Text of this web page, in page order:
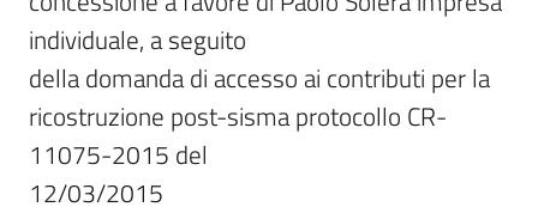
individuale, a seguito
della domanda di accesso ai contributi per la
ricostruzione post-sisma protocollo CR-
11075-2015 del
12/03/2015